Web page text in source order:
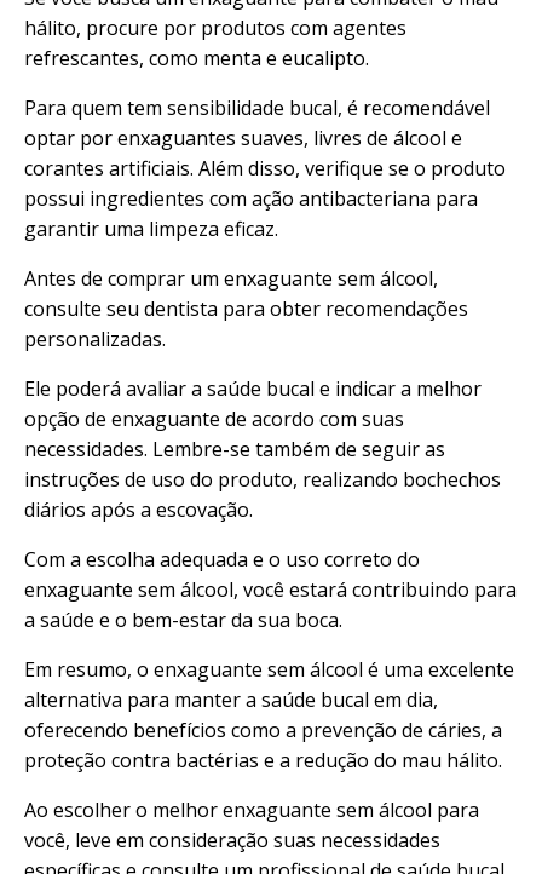
hálito, procure por produtos com agentes
refrescantes, como menta e eucalipto.
Para quem tem sensibilidade bucal, é recomendável
optar por enxaguantes suaves, livres de álcool e
corantes artificiais. Além disso, verifique se o produto
possui ingredientes com ação antibacteriana para
garantir uma limpeza eficaz.
Antes de comprar um enxaguante sem álcool,
consulte seu dentista para obter recomendações
personalizadas.
Ele poderá avaliar a saúde bucal e indicar a melhor
opção de enxaguante de acordo com suas
necessidades. Lembre-se também de seguir as
instruções de uso do produto, realizando bochechos
diários após a escovação.
Com a escolha adequada e o uso correto do
enxaguante sem álcool, você estará contribuindo para
a saúde e o bem-estar da sua boca.
Em resumo, o enxaguante sem álcool é uma excelente
alternativa para manter a saúde bucal em dia,
oferecendo benefícios como a prevenção de cáries, a
proteção contra bactérias e a redução do mau hálito.
Ao escolher o melhor enxaguante sem álcool para
você, leve em consideração suas necessidades